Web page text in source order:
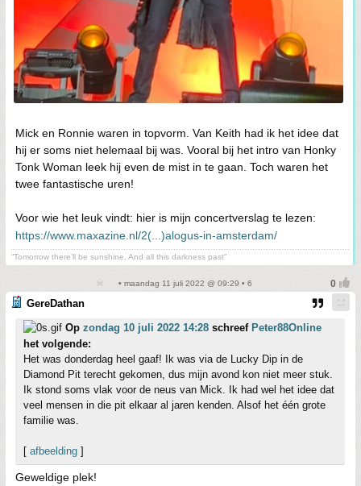
Mick en Ronnie waren in topvorm. Van Keith had ik het idee dat
hij er soms niet helemaal bij was. Vooral bij het intro van Honky
Tonk Woman leek hij even de mist in te gaan. Toch waren het
twee fantastische uren!
Voor wie het leuk vindt: hier is mijn concertverslag te lezen:
https://www.maxazine.nl/2(...)alogus-in-amsterdam/
“Tomorrow there’ll be sunshine, And all this darkness past”
• maandag 11 juli 2022 @ 09:29 • 6
GereDathan
Op zondag 10 juli 2022 14:28 schreef Peter88Online
het volgende:
Het was donderdag heel gaaf! Ik was via de Lucky Dip in de
Diamond Pit terecht gekomen, dus mijn avond kon niet meer stuk.
Ik stond soms vlak voor de neus van Mick. Ik had wel het idee dat
veel mensen in die pit elkaar al jaren kenden. Alsof het één grote
familie was.
[ afbeelding ]
Geweldige plek!